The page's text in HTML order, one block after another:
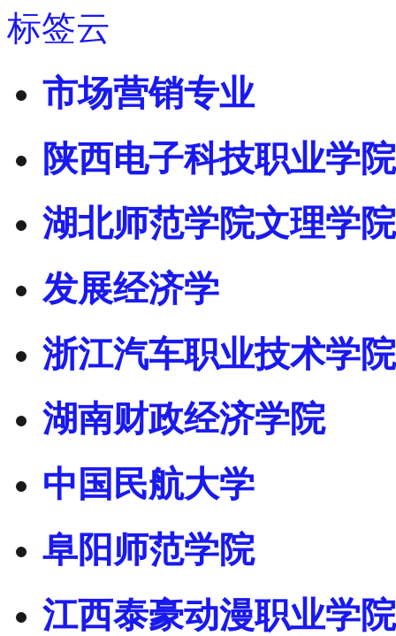
标签云
市场营销专业
陕西电子科技职业学院
湖北师范学院文理学院
发展经济学
浙江汽车职业技术学院
湖南财政经济学院
中国民航大学
阜阳师范学院
江西泰豪动漫职业学院